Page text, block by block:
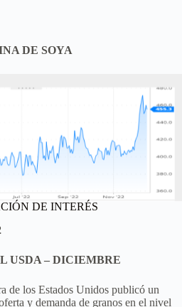
DE SOYA
DE INTERÉS
USDA – DICIEMBRE
de los Estados Unidos publicó un
y demanda de granos en el nivel